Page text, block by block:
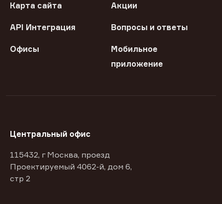
Карта сайта Акции
API Интеграция Вопросы и ответы
Офисы
Мобильное
приложение
Центральный офис
115432, г Москва, проезд
Проектируемый 4062-й, дом 6,
стр 2